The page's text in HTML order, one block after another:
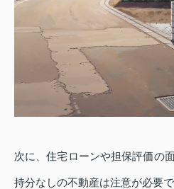
次に、住宅ローンや担保評価の
持分なしの不動産は注意が必要で